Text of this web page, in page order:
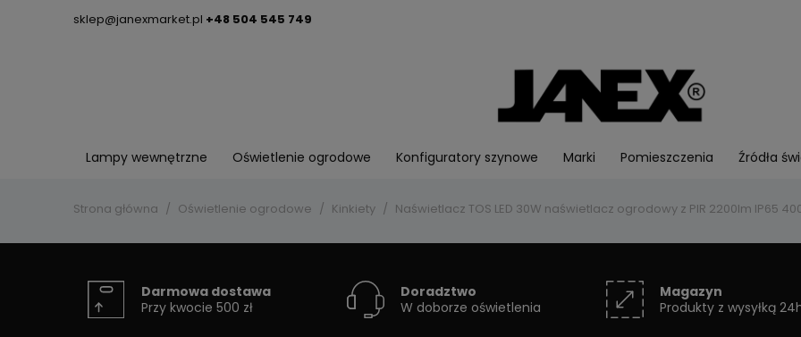
sklep@janexmarket.pl +48 504 545 749
Lampy wewnętrzne Oświetlenie ogrodowe Konfiguratory szynowe Marki Pomieszczenia Źródła
Strona główna Oświetlenie ogrodowe Kinkiety Naświetlacz TOS LED 30W naświetlacz ogrodowy z PIR 2200lm IP65
Darmowa dostawa
Przy kwocie 500 zł
Doradztwo
W doborze oświetlenia
Magazyn
Produkty z wysyłką